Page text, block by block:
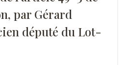
par Gérard
député du Lot-